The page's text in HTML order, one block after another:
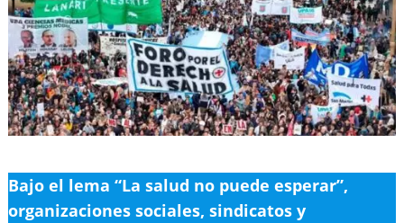
Bajo el lema “La salud no puede esperar”,
organizaciones sociales, sindicatos y